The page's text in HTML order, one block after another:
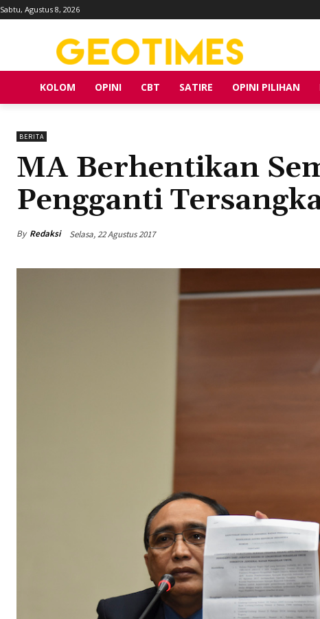
Sabtu, Agustus 8, 2026
KOLOM OPINI CBT SATIRE OPINI PILIHAN
BERITA
MA Berhentikan
Pengganti
By Redaksi Selasa, 22 Agustus 2017